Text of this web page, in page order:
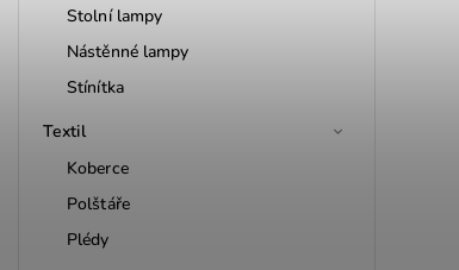
Stolní lampy
Nástěnné lampy
Stínítka
Textil
Koberce
Polštáře
Plédy